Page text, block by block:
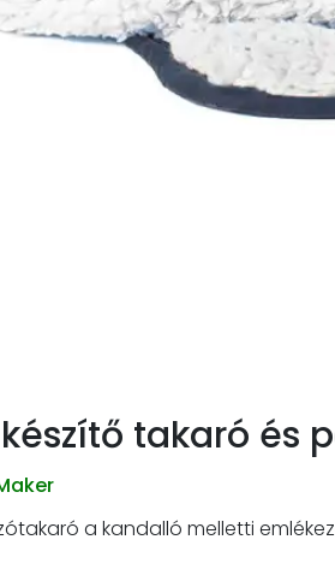
takaró és
a kandalló melletti